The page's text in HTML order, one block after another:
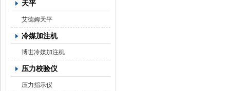
天平
艾德姆天平
冷媒加注机
博世冷媒加注机
压力校验仪
压力指示仪